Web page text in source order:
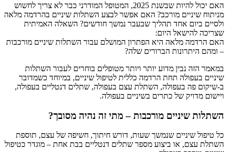
האם יכול להיות שבשנת 2025, המטופל המודרני כבר לא צריך לחשוש
מניתוח שיניים מורכב? האם אפשר לבצע השתלות שיניים בהרדמה מלאה
ולסיים ביום אחד תהליך שבעבר נמשך חודשים? השאלה האמיתית
שצריכה להישאל היום:
האם הרדמה מלאה היא הפתרון המושלם עבור השתלות שיניים מורכבות
– ומהם היתרונות הברורים שלה?
במאמר הזה נבין מדוע יותר ויותר מטופלים בוחרים לעבור השתלות
שיניים בעפולה תחת הרדמה כללית לטיפול שיניים, במיוחד כשמדובר
ב-שיקום פה בעפולה, השתלת עצם בעפולה, שתלים דנטליים בעפולה,
ויישום מדויק של כתרים בשיניים בעפולה.
השתלות שיניים מורכבות – מתי זה נהיה מסובך?
כל טיפול שיניים שנמשך שעות, דורש חיתוך, חשיפה של עצם, תוספת
השתלת עצם, או ביצוע מספר שתלים דנטליים בבת אחת – מוגדר כטיפול